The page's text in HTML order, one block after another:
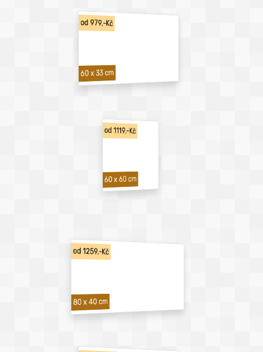
od 979,-Kč
60 x 33 cm
od 1119,-Kč
60 x 60 cm
od 1259,-Kč
80 x 40 cm